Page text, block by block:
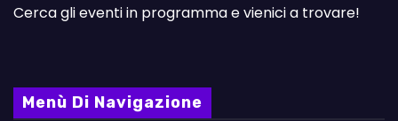
Cerca gli eventi in programma e vienici a trovare!
Menù Di Navigazione